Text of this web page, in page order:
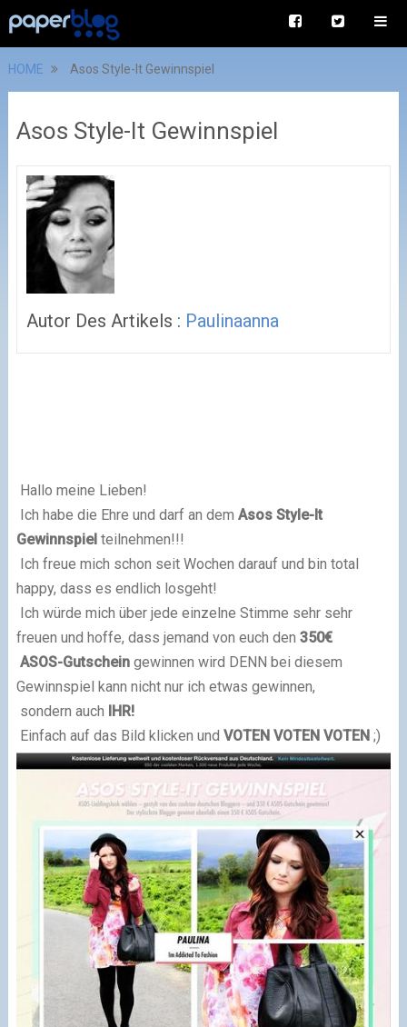
HOME Asos Style-It Gewinnspiel
Asos Style-It Gewinnspiel
Autor Des Artikels : Paulinaanna
Hallo meine Lieben!
Ich habe die Ehre und darf an dem Asos Style-It
Gewinnspiel teilnehmen!!!
Ich freue mich schon seit Wochen darauf und bin total
happy, dass es endlich losgeht!
Ich würde mich über jede einzelne Stimme sehr sehr
freuen und hoffe, dass jemand von euch den 350€
ASOS-Gutscheingewinnen wird DENN bei diesem
Gewinnspiel kann nicht nur ich etwas gewinnen,
sondern auch
IHR!
Einfach auf das Bild klicken und VOTEN VOTEN VOTEN ;)